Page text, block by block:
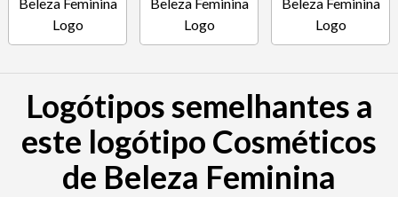
Logótipos semelhantes a
este logótipo Cosméticos
de Beleza Feminina